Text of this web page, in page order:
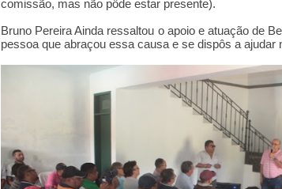
comissão, mas não pôde estar presente).
Bruno Pereira Ainda ressaltou o apoio e atuação de
pessoa que abraçou essa causa e se dispôs a ajudar